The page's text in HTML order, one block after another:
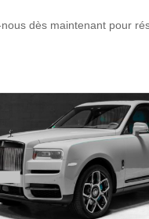
dès maintenant pour